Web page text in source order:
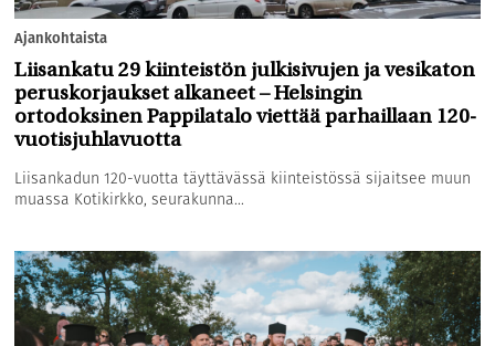
Ajankohtaista
Liisankatu 29 kiinteistön julkisivujen ja vesikaton
peruskorjaukset alkaneet – Helsingin
ortodoksinen Pappilatalo viettää parhaillaan 120-
vuotisjuhlavuotta
Liisankadun 120-vuotta täyttävässä kiinteistössä sijaitsee muun
muassa Kotikirkko, seurakunna...